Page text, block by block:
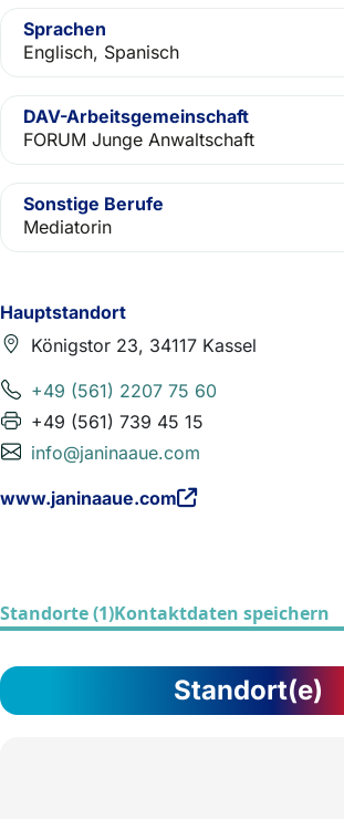
Hauptstandort
Königstor 23, 34117 Kassel
+49 (561) 2207 75 60
+49 (561) 739 45 15
info@janinaaue.com
www.janinaaue.com
Sprachen
Englisch, Spanisch
DAV-Arbeitsgemeinschaft
FORUM Junge Anwaltschaft
Sonstige Berufe
Mediatorin
Standorte (1)Kontaktdaten speichern
Standort(e)